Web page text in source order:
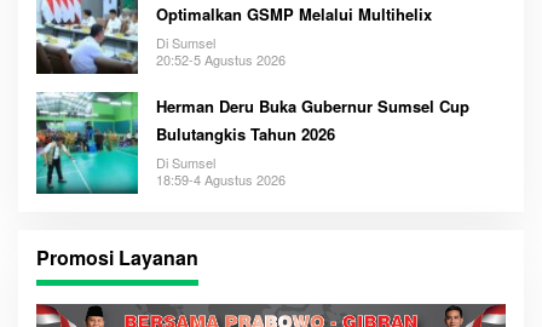
Optimalkan GSMP Melalui Multihelix
Di Sumsel
20:52-5 Agustus 2026
Herman Deru Buka Gubernur Sumsel Cup
Bulutangkis Tahun 2026
Di Sumsel
18:59-4 Agustus 2026
Promosi Layanan